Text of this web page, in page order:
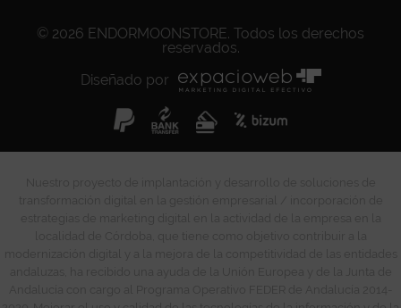
© 2026 ENDORMOONSTORE. Todos los derechos
reservados.
Diseñado por